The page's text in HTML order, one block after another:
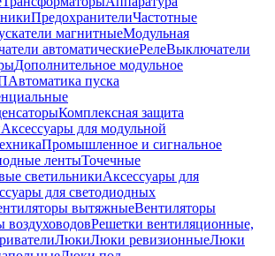
ПредохранителиЧастотные
магнитныеМодульная
автоматическиеРелеВыключатели
Дополнительное модульное
Автоматика пуска
Комплексная защита
Аксессуары для модульной
Промышленное и сигнальное
лентыТочечные
светильникиАксессуары для
для светодиодных
вытяжныеВентиляторы
воздуховодовРешетки вентиляционные,
ЛюкиЛюки ревизионныеЛюки